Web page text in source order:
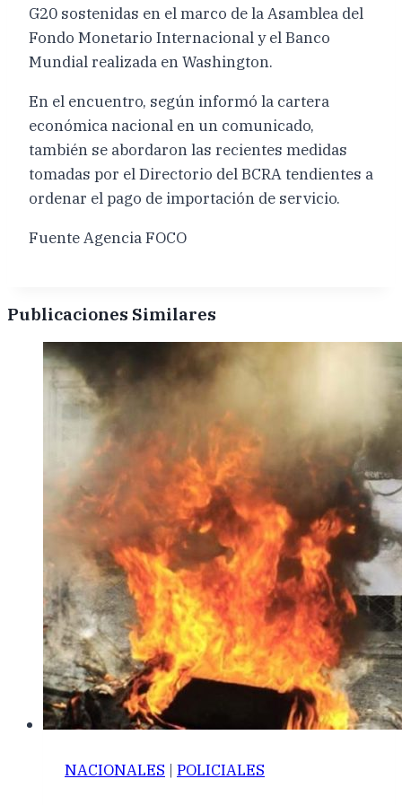
G20 sostenidas en el marco de la Asamblea del
Fondo Monetario Internacional y el Banco
Mundial realizada en Washington.
En el encuentro, según informó la cartera
económica nacional en un comunicado,
también se abordaron las recientes medidas
tomadas por el Directorio del BCRA tendientes a
ordenar el pago de importación de servicio.
Fuente Agencia FOCO
Publicaciones Similares
NACIONALES | POLICIALES